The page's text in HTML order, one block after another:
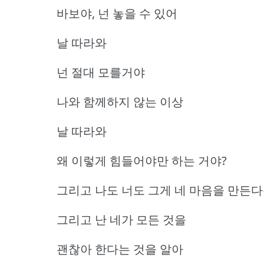
바보야, 넌 놓을 수 있어
날 따라와
넌 절대 모를거야
나와 함께하지 않는 이상
날 따라와
왜 이렇게 힘들어야만 하는 거야?
그리고 나도 너도 그게 네 마음을 만든
그리고 난 네가 모든 것을
괜찮아 한다는 것을 알아